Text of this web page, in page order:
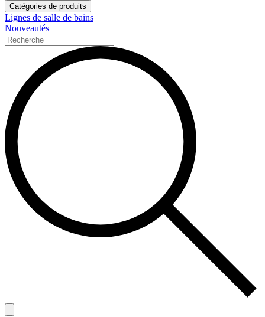
Catégories de produits
Lignes de salle de bains
Nouveautés